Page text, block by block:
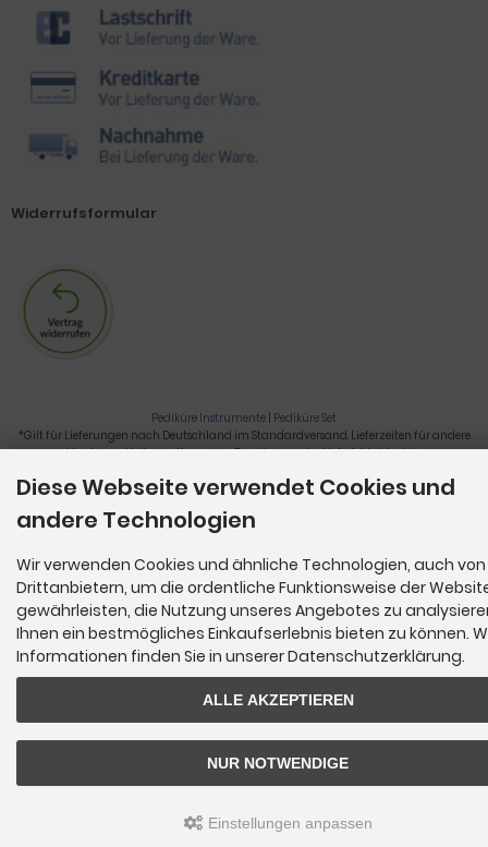
Widerrufsformular
Pediküre Instrumente | Pediküre Set
*Gilt für Lieferungen nach Deutschland im Standardversand. Lieferzeiten für andere
Länder und Informationen zur Berechnung der Lieferfrist siehehier.
Nagelzange, Podologie, Pediküre, Fußpflegegeräte, Nagelfräser © 2026
Diese Webseite verwendet Cookies und
andere Technologien
Wir verwenden Cookies und ähnliche Technologien, auch von
Drittanbietern, um die ordentliche Funktionsweise der
gewährleisten, die Nutzung unseres Angebotes zu
Ihnen ein bestmögliches Einkaufserlebnis bieten zu können.
Informationen finden Sie in unserer Datenschutzerklärung.
ALLE AKZEPTIEREN
NUR NOTWENDIGE
Einstellungen anpassen